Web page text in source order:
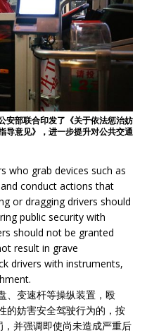
安部联合印发了《关于依法惩治妨
导意见》，进一步提升对公共交通
who grab devices such as
conduct actions that
or dragging drivers should
public security with
should not be granted
result in grave
drivers with instruments,
、变速杆等操纵装置，殴
的妨害安全驾驶行为的，按
并强调即使尚未造成严重后